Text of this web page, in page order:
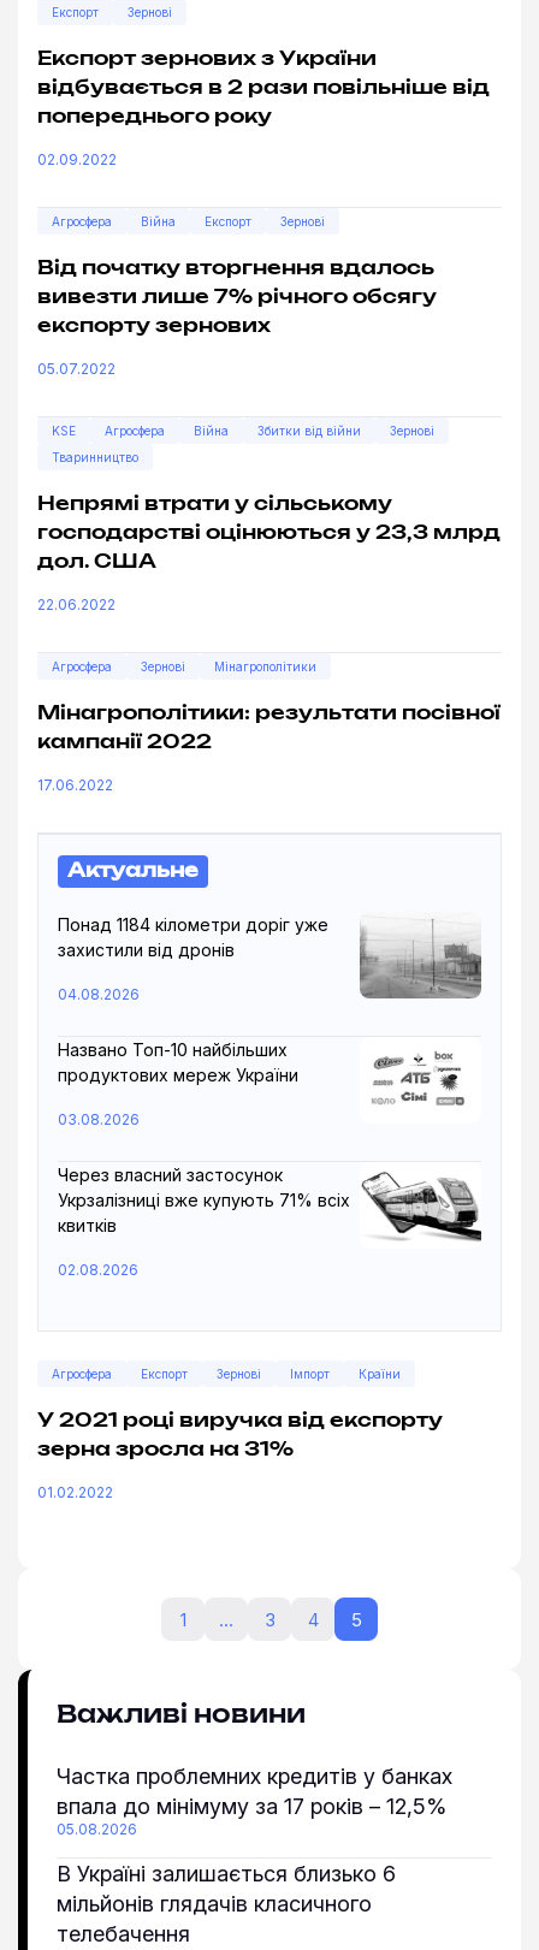
Експорт Зернові
Експорт зернових з України
відбувається в 2 рази повільніше від
попереднього року
02.09.2022
Агросфера Війна Експорт Зернові
Від початку вторгнення вдалось
вивезти лише 7% річного обсягу
експорту зернових
05.07.2022
KSE Агросфера Війна Збитки від війни
Зернові
Тваринництво
Непрямі втрати у сільському
господарстві оцінюються у 23,3 млрд
дол. США
22.06.2022
Агросфера Зернові Мінагрополітики
Мінагрополітики: результати посівної
кампанії 2022
17.06.2022
Актуальне
Понад 1184 кілометри доріг уже
захистили від дронів
04.08.2026
Названо Топ-10 найбільших
продуктових мереж України
03.08.2026
Через власний застосунок
Укрзалізниці вже купують 71% всіх
квитків
02.08.2026
Агросфера Експорт Зернові Імпорт Країни
У 2021 році виручка від експорту
зерна зросла на 31%
01.02.2022
1 … 3 4 5
Важливі новини
Частка проблемних кредитів у банках
впала до мінімуму за 17 років – 12,5%
05.08.2026
В Україні залишається близько 6
мільйонів глядачів класичного
телебачення